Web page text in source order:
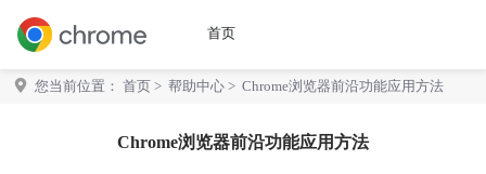
首页
您当前位置： 首页 > 帮助中心 > Chrome浏览器前沿功能应用方法
Chrome浏览器前沿功能应用方法